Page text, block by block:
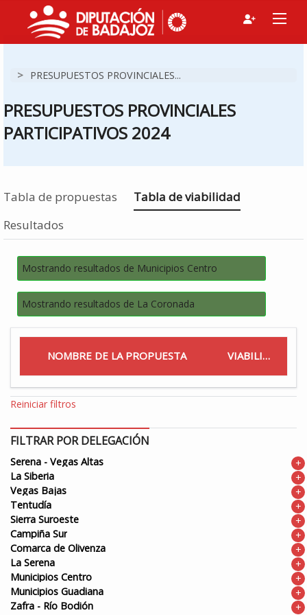
> PRESUPUESTOS PROVINCIALES...
PRESUPUESTOS PROVINCIALES
PARTICIPATIVOS 2024
Tabla de propuestas Estás en
Tabla de viabilidad
Resultados
Mostrando resultados de Municipios Centro
Mostrando resultados de La Coronada
NOMBRE DE LA PROPUESTA VIABILIDAD
Reiniciar filtros
FILTRAR POR DELEGACIÓN